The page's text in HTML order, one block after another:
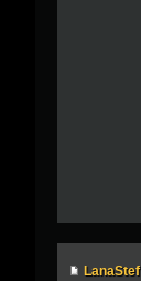
LanaStef